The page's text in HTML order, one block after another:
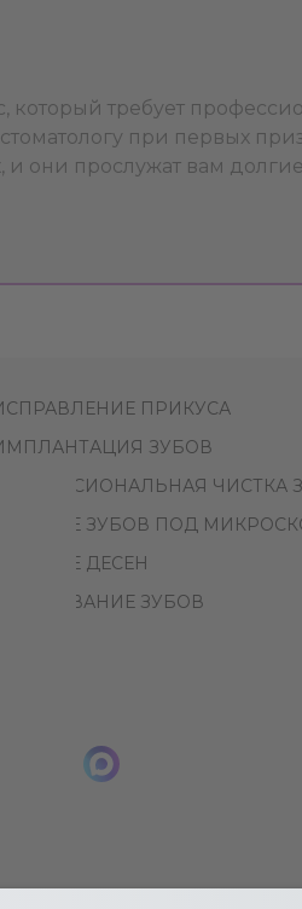
требует
при первых
и они прослужат вам
ПРИКУСА
ЗУБОВ
ПРОФЕССИОНАЛЬНАЯ ЧИСТКА
ЛЕЧЕНИЕ ЗУБОВ ПОД
ЛЕЧЕНИЕ ДЕСЕН
ОТБЕЛИВАНИЕ ЗУБОВ